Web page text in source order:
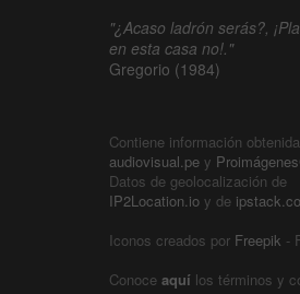
"¿Acaso ladrón serás?,
en esta casa no!."
Gregorio (1984)
Contiene información
audiovisual.pe y
Datos de geolocalización de
IP2Location.io y de
Iconos creados por Freepik -
Conoce aquí los términos y